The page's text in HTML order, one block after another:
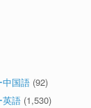
中国語 (92)
英語 (1,530)